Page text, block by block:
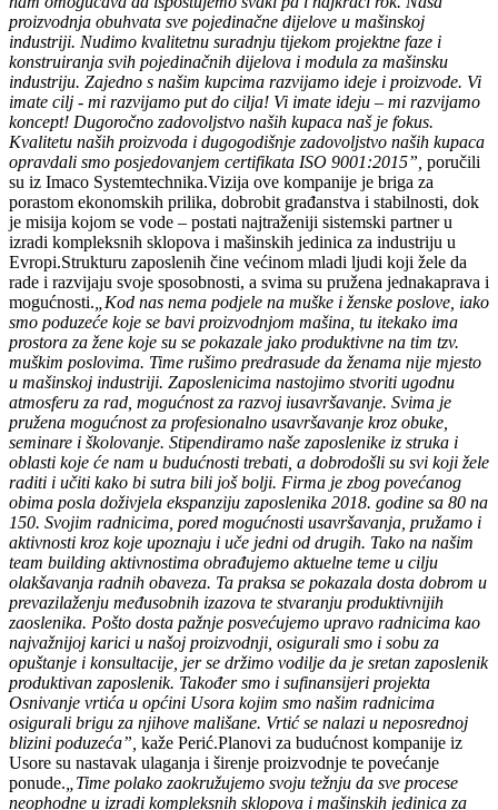
proizvodnja obuhvata sve pojedinačne dijelove u mašinskoj
industriji. Nudimo kvalitetnu suradnju tijekom projektne faze i
konstruiranja svih pojedinačnih dijelova i modula za mašinsku
industriju. Zajedno s našim kupcima razvijamo ideje i proizvode. Vi
imate cilj - mi razvijamo put do cilja! Vi imate ideju – mi razvijamo
koncept! Dugoročno zadovoljstvo naših kupaca naš je fokus.
Kvalitetu naših proizvoda i dugogodišnje zadovoljstvo naših kupaca
opravdali smo posjedovanjem certifikata ISO 9001:2015”, poručili
su iz Imaco Systemtechnika.Vizija ove kompanije je briga za
porastom ekonomskih prilika, dobrobit građanstva i stabilnosti, dok
je misija kojom se vode – postati najtraženiji sistemski partner u
izradi kompleksnih sklopova i mašinskih jedinica za industriju u
Evropi.Strukturu zaposlenih čine većinom mladi ljudi koji žele da
rade i razvijaju svoje sposobnosti, a svima su pružena jednakaprava i
mogućnosti. „Kod nas nema podjele na muške i ženske poslove, iako
smo poduzeće koje se bavi proizvodnjom mašina, tu itekako ima
prostora za žene koje su se pokazale jako produktivne na tim tzv.
muškim poslovima. Time rušimo predrasude da ženama nije mjesto
u mašinskoj industriji. Zaposlenicima nastojimo stvoriti ugodnu
atmosferu za rad, mogućnost za razvoj iusavršavanje. Svima je
pružena mogućnost za profesionalno usavršavanje kroz obuke,
seminare i školovanje. Stipendiramo naše zaposlenike iz struka i
oblasti koje će nam u budućnosti trebati, a dobrodošli su svi koji žele
raditi i učiti kako bi sutra bili još bolji. Firma je zbog povećanog
obima posla doživjela ekspanziju zaposlenika 2018. godine sa 80 na
150. Svojim radnicima, pored mogućnosti usavršavanja, pružamo i
aktivnosti kroz koje upoznaju i uče jedni od drugih. Tako na našim
team building aktivnostima obrađujemo aktuelne teme u cilju
olakšavanja radnih obaveza. Ta praksa se pokazala dosta dobrom u
prevazilaženju međusobnih izazova te stvaranju produktivnijih
zaoslenika. Pošto dosta pažnje posvećujemo upravo radnicima kao
najvažnijoj karici u našoj proizvodnji, osigurali smo i sobu za
opuštanje i konsultacije, jer se držimo vodilje da je sretan zaposlenik
produktivan zaposlenik. Također smo i sufinansijeri projekta
Osnivanje vrtića u općini Usora kojim smo našim radnicima
osigurali brigu za njihove mališane. Vrtić se nalazi u neposrednoj
blizini poduzeća”, kaže Perić.Planovi za budućnost kompanije iz
Usore su nastavak ulaganja i širenje proizvodnje te povećanje
ponude. „Time polako zaokružujemo svoju težnju da sve procese
neophodne u izradi kompleksnih sklopova i mašinskih jedinica za